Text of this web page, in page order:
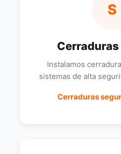
S
Instalamos
sistemas de alta
Cerraduras